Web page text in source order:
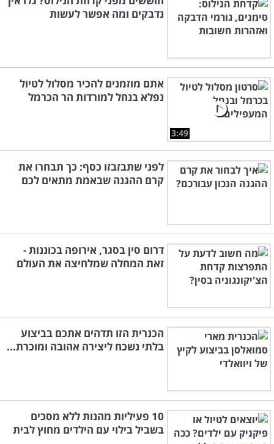
נדבקים ומה אפשר לעשות
3:49
אתם מוזמנים להכיר מסלול לטיול
נפלא בנחל למורדות הר הכרמל
לפני שתבזבזו כסף: כך תבחרו את
קרם ההגנה שבאמת מתאים לכם
דרום סין בסגר, אירופה בכוננות -
זאת המחלה שמלחיצה את העולם
הכנרית הזו תדהים אתכם בביצוע
בלתי נשכח ליצירה אהובה ומוכרת...
10 פעיליות מהנות ללא מסכים
בשביל בילוי עם הילדים מחוץ לבית